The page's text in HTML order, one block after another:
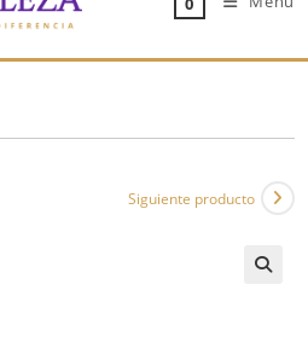
Siguiente producto